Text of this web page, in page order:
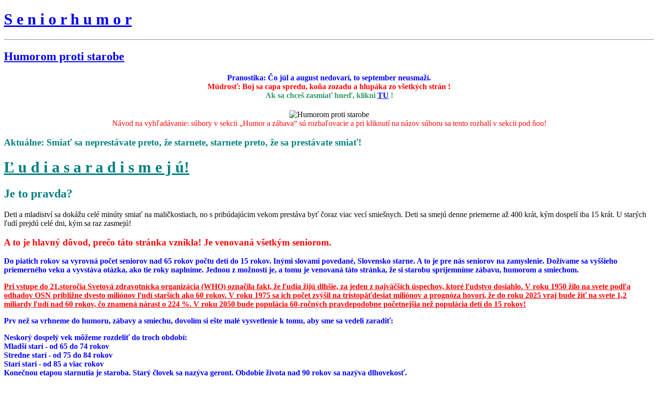
S e n i o r h u m o r
Humorom proti starobe
Pranostika: Čo júl a august nedovarí, to september neusmaží.
Múdrosť: Boj sa capa spredu, koňa zozadu a hlupáka zo všetkých strán !
Ak sa chceš zasmiať hneď, klikni TU !
Návod na vyhľadávanie: súbory v sekcii „Humor a zábava“ sú rozbaľovacie a pri kliknutí na názov súboru sa tento rozbalí v sekcii pod ňou!
Aktuálne: Smiať sa neprestávate preto, že starnete, starnete preto, že sa prestávate smiať!
Ľ u d i a s a r a d i s m e j ú!
Je to pravda?
Deti a mladiství sa dokážu celé minúty smiať na maličkostiach, no s pribúdajúcim vekom prestáva byť čoraz viac vecí smiešnych. Deti sa smejú denne priemerne až 400 krát, kým dospelí iba 15 krát. U starých
ľudí prejdú celé dni, kým sa raz zasmejú!
A to je hlavný dôvod, prečo táto stránka vznikla! Je venovaná všetkým seniorom.
Do piatich rokov sa vyrovná počet seniorov nad 65 rokov počtu detí do 15 rokov. Inými slovami povedané, Slovensko starne. A to je pre nás seniorov na zamyslenie. Dožívame sa vyššieho
priemerného veku a vyvstáva otázka, ako tie roky naplníme. Jednou z možností je, a tomu je venovaná táto stránka, že si starobu spríjemníme zábavu, humorom a smiechom.
Pri vstupe do 21.storočia Svetová zdravotnícka organizácia (WHO) označila fakt, že ľudia žijú dlhšie, za jeden z najväčších úspechov, ktoré ľudstvo dosiahlo. V roku 1950 žilo na svete podľa
odhadov OSN približne dvesto miliónov ľudí starších ako 60 rokov. V roku 1975 sa ich počet zvýšil na tristopäťdesiat miliónov a prognóza hovorí, že do roku 2025 vraj bude žiť na svete 1,2
miliardy ľudí nad 60 rokov, čo znamená nárast o 224 %. V roku 2050 bude populácia 60-ročných pravdepodobne početnejšia než populácia detí do 15 rokov!
Prv než sa vrhneme do humoru, zábavy a smiechu, dovolím si ešte malé vysvetlenie k tomu, aby sme sa vedeli zaradiť:
Neskorý dospelý vek môžeme rozdeliť do troch období:
Mladší starí - od 65 do 74 rokov
Stredne starí - od 75 do 84 rokov
Starí starí - od 85 a viac rokov
Konečnou etapou starnutia je staroba. Starý človek sa nazýva geront. Obdobie života nad 90 rokov sa nazýva dlhovekosť.